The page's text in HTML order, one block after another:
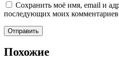
Сохранить моё имя, email и
последующих моих
Похожие